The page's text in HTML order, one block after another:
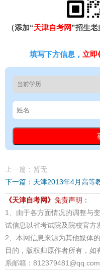
（添加“天津自考网”招生
填写下方信息， 立即
上一篇：暂无
下一篇：天津2013年4月高等
《天津自考网》 免责声明：
1、由于各方面情况的调整与
试信息以省考试院及院校官方
2、本网信息来源为其他媒体
目的，版权归原作者所有，
系邮箱：812379481@qq.com